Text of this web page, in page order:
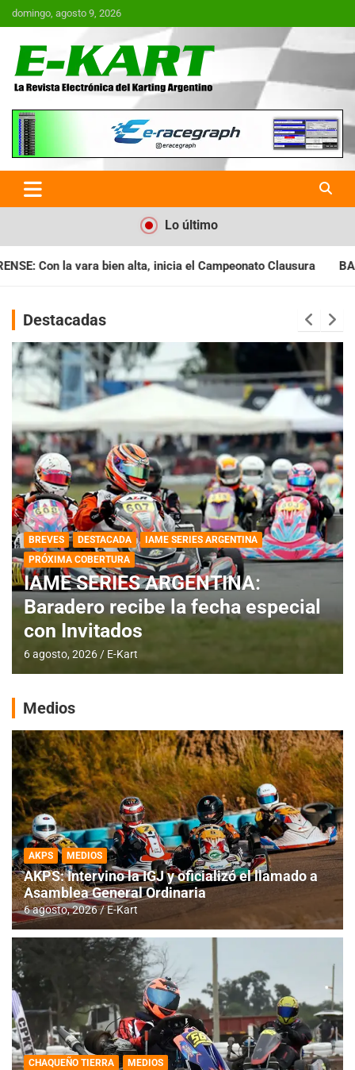
Saltar
al
domingo, agosto 9, 2026
E-Kart.com.ar | La Revista
Electrónica del Karting en
Argentina
Lo último
el Campeonato Clausura BARILOCHENSE: Preparan una
Destacadas
BREVES DESTACADA
IAME SERIES ARGENTINA
PRÓXIMA COBERTURA
IAME SERIES ARGENTINA:
Baradero recibe la fecha especial
con Invitados
6 agosto, 2026 E-Kart
Medios
AKPS MEDIOS
AKPS: Intervino la IGJ y oficializó el llamado a
Asamblea General Ordinaria
6 agosto, 2026 E-Kart
CHAQUEÑO TIERRA MEDIOS